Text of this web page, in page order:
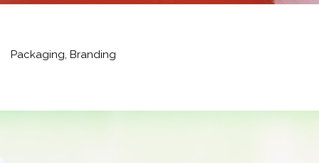
Packaging, Branding